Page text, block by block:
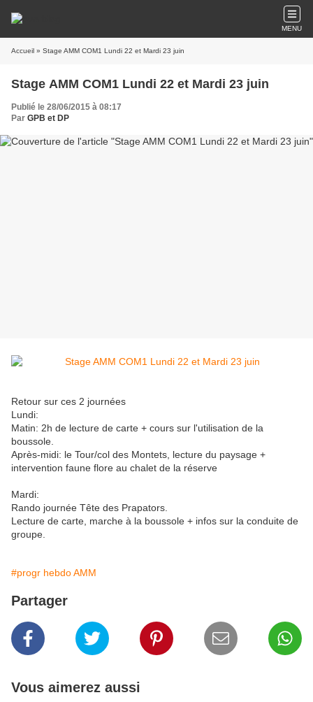
MENU
Accueil » Stage AMM COM1 Lundi 22 et Mardi 23 juin
Stage AMM COM1 Lundi 22 et Mardi 23 juin
Publié le 28/06/2015 à 08:17
Par GPB et DP
Retour sur ces 2 journées
Lundi:
Matin: 2h de lecture de carte + cours sur l'utilisation de la
boussole.
Après-midi: le Tour/col des Montets, lecture du paysage +
intervention faune flore au chalet de la réserve
Mardi:
Rando journée Tête des Prapators.
Lecture de carte, marche à la boussole + infos sur la conduite de
groupe.
#progr hebdo AMM
Partager
Vous aimerez aussi